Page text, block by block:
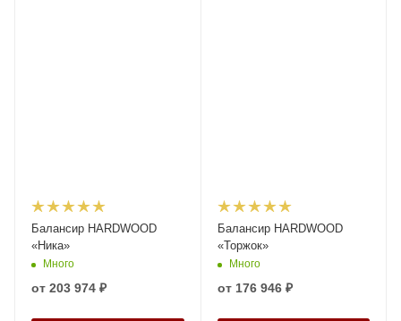
Балансир HARDWOOD
«Ника»
Много
от 203 974 ₽
Балансир HARDWOOD
«Торжок»
Много
от 176 946 ₽